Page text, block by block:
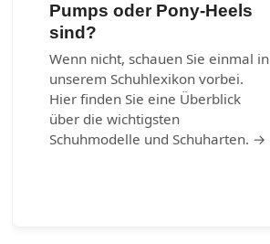
Pumps oder Pony-Heels
sind?
Wenn nicht, schauen Sie einmal in
unserem Schuhlexikon vorbei.
Hier finden Sie eine Überblick
über die wichtigsten
Schuhmodelle und Schuharten. →